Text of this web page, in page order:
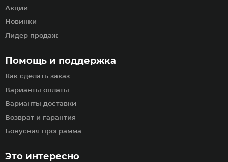
Помощь и поддержка
Как сделать заказ
Варианты оплаты
Варианты доставки
Возврат и гарантия
Бонусная программа
Акции
Новинки
Лидер продаж
Это интересно